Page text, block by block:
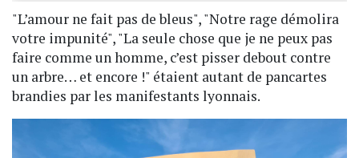
"L’amour ne fait pas de bleus", "Notre rage démolira
votre impunité", "La seule chose que je ne peux pas
faire comme un homme, c’est pisser debout contre
un arbre… et encore !" étaient autant de pancartes
brandies par les manifestants lyonnais.